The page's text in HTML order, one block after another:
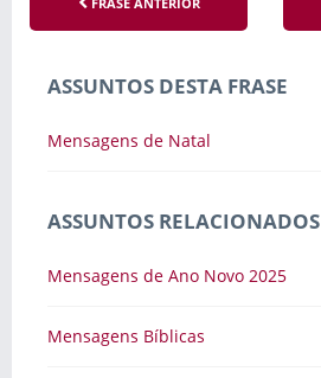
ASSUNTOS DESTA FRASE
Mensagens de Natal
ASSUNTOS RELACIONADOS
Mensagens de Ano Novo 2025
Mensagens Bíblicas